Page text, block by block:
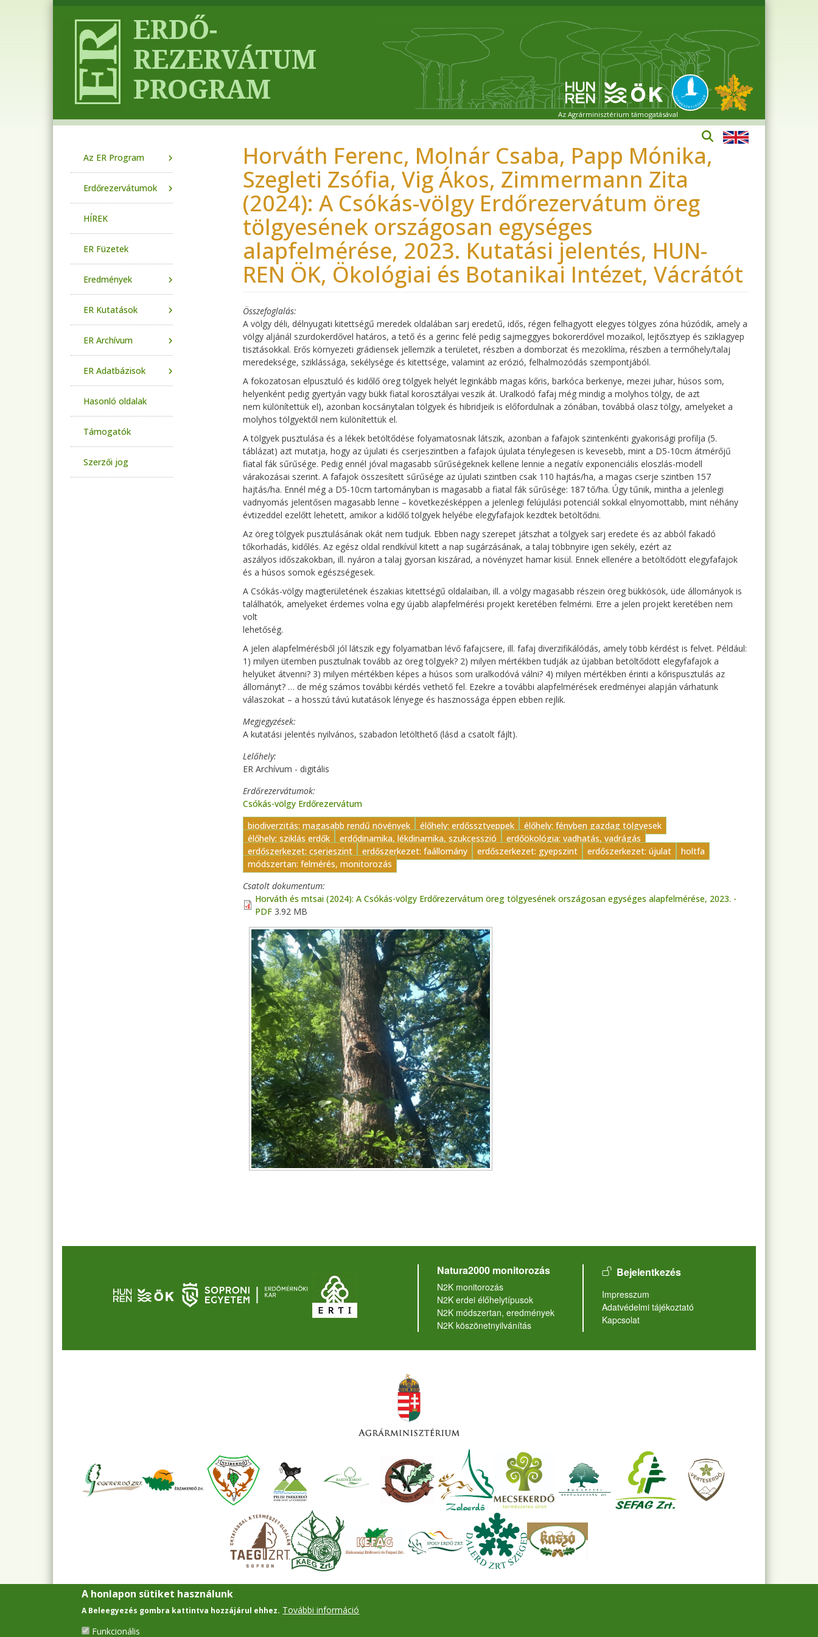
Az Agrárminisztérium támogatásával
Horváth Ferenc, Molnár Csaba, Papp Mónika,
Szegleti Zsófia, Vig Ákos, Zimmermann Zita
(2024): A Csókás-völgy Erdőrezervátum öreg
tölgyesének országosan egységes
alapfelmérése, 2023. Kutatási jelentés, HUN-
REN ÖK, Ökológiai és Botanikai Intézet, Vácrátót
Összefoglalás
A völgy déli, délnyugati kitettségű meredek oldalában sarj eredetű, idős, régen felhagyott elegyes tölgyes zóna húzódik, amely a
völgy aljánál szurdokerdővel határos, a tető és a gerinc felé pedig sajmeggyes bokorerdővel mozaikol, lejtősztyep és sziklagyep
tisztásokkal. Erős környezeti grádiensek jellemzik a területet, részben a domborzat és mezoklíma, részben a termőhely/talaj
meredeksége, sziklássága, sekélysége és kitettsége, valamint az erózió, felhalmozódás szempontjából.
A fokozatosan elpusztuló és kidőlő öreg tölgyek helyét leginkább magas kőris, barkóca berkenye, mezei juhar, húsos som,
helyenként pedig gyertyán vagy bükk fiatal korosztályai veszik át. Uralkodó fafaj még mindig a molyhos tölgy, de azt
nem különítettük el), azonban kocsánytalan tölgyek és hibridjeik is előfordulnak a zónában, továbbá olasz tölgy, amelyeket a
molyhos tölgyektől nem különítettük el.
A tölgyek pusztulása és a lékek betöltődése folyamatosnak látszik, azonban a fafajok szintenkénti gyakorisági profilja (5.
táblázat) azt mutatja, hogy az újulati és cserjeszintben a fafajok újulata ténylegesen is kevesebb, mint a D5-10cm átmérőjű
fiatal fák sűrűsége. Pedig ennél jóval magasabb sűrűségeknek kellene lennie a negatív exponenciális eloszlás-modell
várakozásai szerint. A fafajok összesített sűrűsége az újulati szintben csak 110 hajtás/ha, a magas cserje szintben 157
hajtás/ha. Ennél még a D5-10cm tartományban is magasabb a fiatal fák sűrűsége: 187 tő/ha. Úgy tűnik, mintha a jelenlegi
vadnyomás jelentősen magasabb lenne – következésképpen a jelenlegi felújulási potenciál sokkal elnyomottabb, mint néhány
évtizeddel ezelőtt lehetett, amikor a kidőlő tölgyek helyébe elegyfafajok kezdtek betöltődni.
Az öreg tölgyek pusztulásának okát nem tudjuk. Ebben nagy szerepet játszhat a tölgyek sarj eredete és az abból fakadó
tőkorhadás, kidőlés. Az egész oldal rendkívül kitett a nap sugárzásának, a talaj többnyire igen sekély, ezért az
aszályos időszakokban, ill. nyáron a talaj gyorsan kiszárad, a növényzet hamar kisül. Ennek ellenére a betöltődött elegyfafajok
és a húsos somok egészségesek.
A Csókás-völgy magterületének északias kitettségű oldalaiban, ill. a völgy magasabb részein öreg bükkösök, üde állományok is
találhatók, amelyeket érdemes volna egy újabb alapfelmérési projekt keretében felmérni. Erre a jelen projekt keretében nem
volt
lehetőség.
A jelen alapfelmérésből jól látszik egy folyamatban lévő fafajcsere, ill. fafaj diverzifikálódás, amely több kérdést is felvet. Például:
1) milyen ütemben pusztulnak tovább az öreg tölgyek? 2) milyen mértékben tudják az újabban betöltődött elegyfafajok a
helyüket átvenni? 3) milyen mértékben képes a húsos som uralkodóvá válni? 4) milyen mértékben érinti a kőrispusztulás az
állományt? … de még számos további kérdés vethető fel. Ezekre a további alapfelmérések eredményei alapján várhatunk
válaszokat – a hosszú távú kutatások lényege és hasznossága éppen ebben rejlik.
Megjegyzések
A kutatási jelentés nyilvános, szabadon letölthető (lásd a csatolt fájlt).
Lelőhely
ER Archívum - digitális
Erdőrezervátumok
Csókás-völgy Erdőrezervátum
biodiverzitás: magasabb rendű növények
élőhely: erdőssztyeppek
élőhely: fényben gazdag tölgyesek
élőhely: sziklás erdők
erdődinamika, lékdinamika, szukcesszió
erdőökológia: vadhatás, vadrágás
erdőszerkezet: cserjeszint
erdőszerkezet: faállomány erdőszerkezet: gyepszint erdőszerkezet: újulat
holtfa
módszertan: felmérés, monitorozás
Csatolt dokumentum
Horváth és mtsai (2024): A Csókás-völgy Erdőrezervátum öreg tölgyesének országosan egységes alapfelmérése, 2023. -
PDF 3.92 MB
Az ER Program
Erdőrezervátumok
HÍREK
ER Füzetek
Eredmények
ER Kutatások
ER Archívum
ER Adatbázisok
Hasonló oldalak
Támogatók
Szerzői jog
Natura2000 monitorozás
N2K monitorozás
N2K erdei élőhelytípusok
N2K módszertan, eredmények
N2K köszönetnyilvánítás
User account menu
Bejelentkezés
Lábléc
Impresszum
Adatvédelmi tájékoztató
Kapcsolat
A honlapon sütiket használunk
A Beleegyezés gombra kattintva hozzájárul ehhez. További információ
Funkcionális